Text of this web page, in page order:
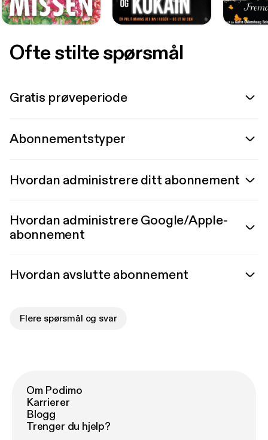
Ofte stilte spørsmål
Gratis prøveperiode
Abonnementstyper
Hvordan administrere ditt abonnement
Hvordan administrere Google/Apple-
abonnement
Hvordan avslutte abonnement
Flere spørsmål og svar
Om Podimo
Karrierer
Blogg
Trenger du hjelp?